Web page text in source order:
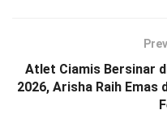
Atlet Ciamis Bersinar
2026, Arisha Raih Emas